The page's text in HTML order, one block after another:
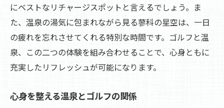
にベストなリチャージスポットと言えるでしょう。ま
た、温泉の湯気に包まれながら見る蓼科の星空は、一日
の疲れを忘れさせてくれる特別な時間です。ゴルフと温
泉、この二つの体験を組み合わせることで、心身ともに
充実したリフレッシュが可能になります。
心身を整える温泉とゴルフの関係